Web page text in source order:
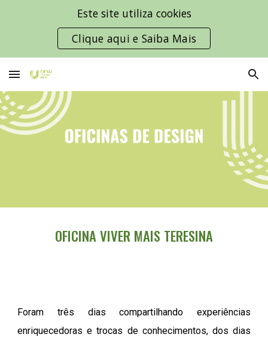
Este site utiliza cookies
Clique aqui e Saiba Mais
OFICINAVIVER MAIS TERESINA
Foram três dias compartilhando experiências
enriquecedoras e trocas de conhecimentos, dos dias